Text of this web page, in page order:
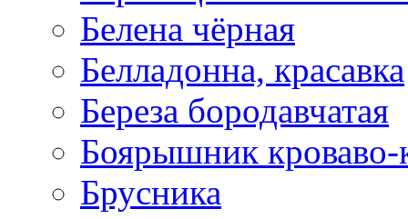
Белена чёрная
Белладонна, красавка
Береза бородавчатая
Боярышник кроваво-
Брусника